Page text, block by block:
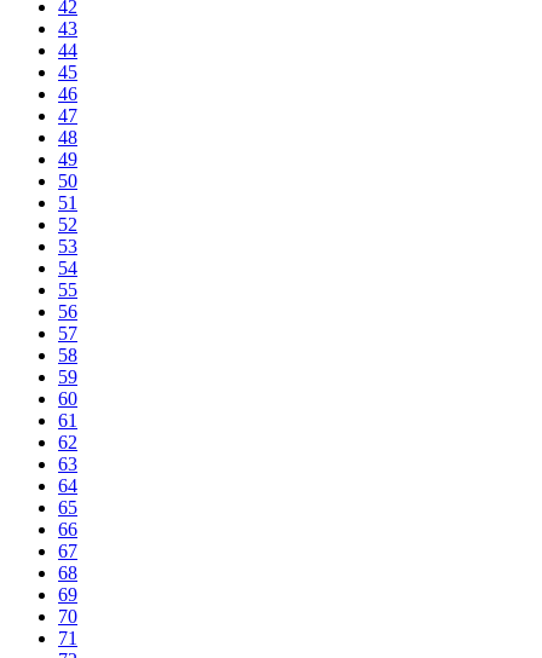
42
43
44
45
46
47
48
49
50
51
52
53
54
55
56
57
58
59
60
61
62
63
64
65
66
67
68
69
70
71